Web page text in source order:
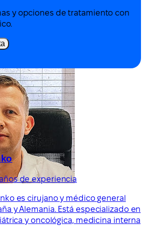
y opciones de tratamiento con
de experiencia
es cirujano y médico general
y Alemania. Está especializado en
y oncológica, medicina interna